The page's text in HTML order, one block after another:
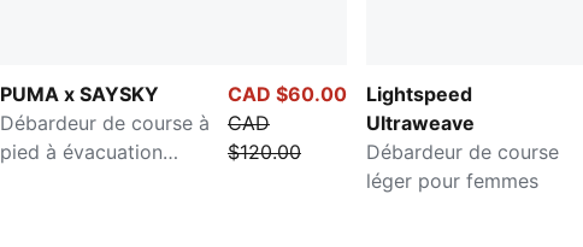
PUMA x SAYSKY
Débardeur de course à
pied à évacuation
CAD $60.00
CAD
$120.00
Lightspeed
Ultraweave
Débardeur de course
léger pour femmes